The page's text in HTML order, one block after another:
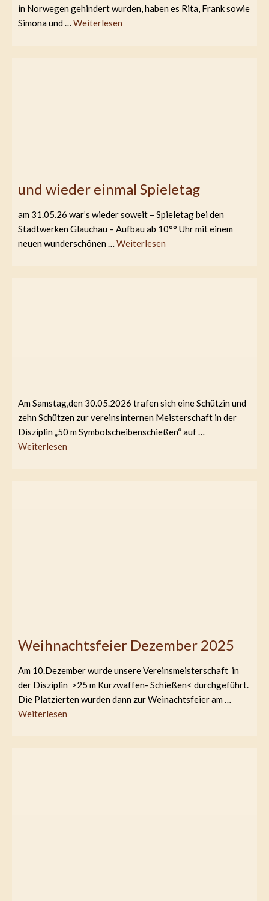
in Norwegen gehindert wurden, haben es Rita, Frank sowie
Simona und … Weiterlesen
und wieder einmal Spieletag
am 31.05.26 war’s wieder soweit – Spieletag bei den
Stadtwerken Glauchau – Aufbau ab 10°° Uhr mit einem
neuen wunderschönen … Weiterlesen
Am Samstag,den 30.05.2026 trafen sich eine Schützin und
zehn Schützen zur vereinsinternen Meisterschaft in der
Disziplin „50 m Symbolscheibenschießen“ auf …
Weiterlesen
Weihnachtsfeier Dezember 2025
Am 10.Dezember wurde unsere Vereinsmeisterschaft in
der Disziplin >25 m Kurzwaffen- Schießen< durchgeführt.
Die Platzierten wurden dann zur Weinachtsfeier am …
Weiterlesen